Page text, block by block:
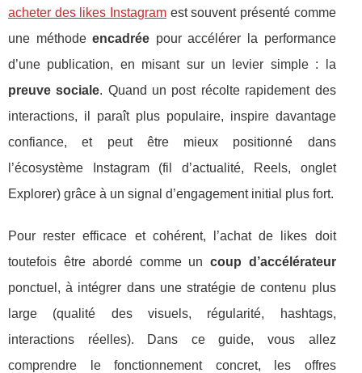
acheter des likes Instagramest souvent présenté comme
une méthodeencadrée pour accélérer la performance
d’une publication, en misant sur un levier simple : la
preuve sociale. Quand un post récolte rapidement des
interactions, il paraît plus populaire, inspire davantage
confiance, et peut être mieux positionné dans
l’écosystème Instagram (fil d’actualité, Reels, onglet
Explorer) grâce à un signal d’engagement initial plus fort.
Pour rester efficace et cohérent, l’achat de likes doit
toutefois être abordé comme un coup d’accélérateur
ponctuel, à intégrer dans une stratégie de contenu plus
large (qualité des visuels, régularité, hashtags,
interactions réelles). Dans ce guide, vous allez
comprendre le fonctionnement concret, les offres